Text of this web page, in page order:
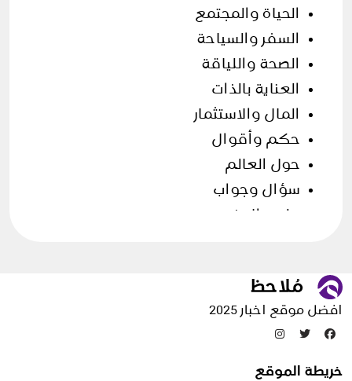
الحياة والمجتمع
السفر والسياحة
الصحة واللياقة
العناية بالذات
المال والاستثمار
حكم وأقوال
حول العالم
سؤال وجواب
علوم الارض
مقالات منوعة
تدوينات عشوائية
افضل موقع اخبار 2025
خريطة الموقع